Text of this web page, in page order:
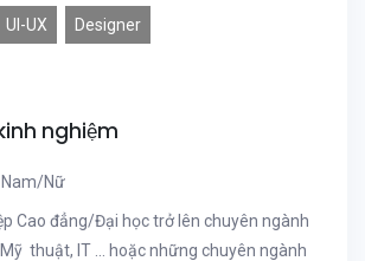
UI-UX Designer
nghiệm
Nam/Nữ
Cao đẳng/Đại học trở lên chuyên ngành
thuật, IT ... hoặc những chuyên ngành